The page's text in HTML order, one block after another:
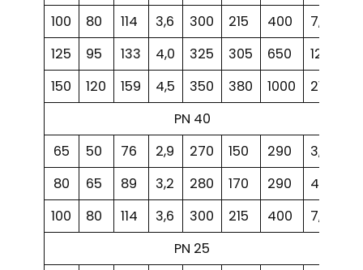
100
80 114 3,6 300 215 400
7,6
125
95 133 4,0 325 305 650
12,8
150
120 159 4,5 350 380 1000
21,6
PN 40
65
50 76 2,9 270 150 290
3,1
80
65 89 3,2 280 170 290
4,5
100
80 114 3,6 300 215 400
7,6
PN 25